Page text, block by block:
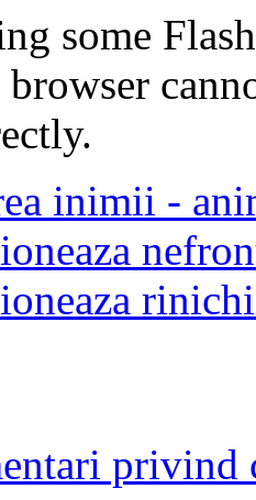
some
browser
inimii -
privind